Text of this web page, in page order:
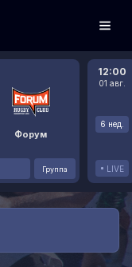
Форум
Группа
12:00
01 авг.
6 нед.
LIVE